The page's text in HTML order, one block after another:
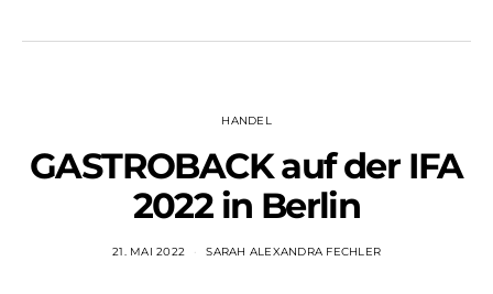
HANDEL
GASTROBACK auf der IFA
2022 in Berlin
21. MAI 2022 SARAH ALEXANDRA FECHLER